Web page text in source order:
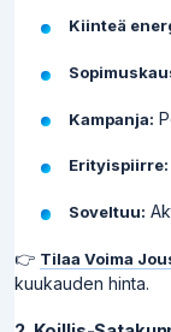
Kiinteä
Kampanja:
Erityispiirre:
Soveltuu:
👉 Tilaa Voima
kuukauden hinta.